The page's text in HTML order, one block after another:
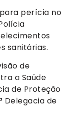
perícia no
sanitárias.
de
a Saúde
de Proteção
Delegacia de